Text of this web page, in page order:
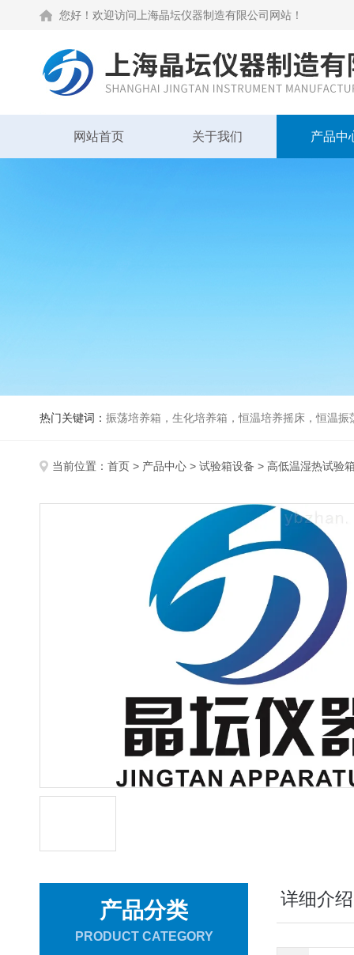
您好！欢迎访问上海晶坛仪器制造有限公司网站！
网站首页 关于我们 产品中
热门关键词： 振荡培养箱，生化培养箱，恒温培养摇床，恒温振荡器
当前位置： 首页 > 产品中心 > 试验箱设备 > 高低温湿热试验
产品分类
PRODUCT CATEGORY
详细介绍